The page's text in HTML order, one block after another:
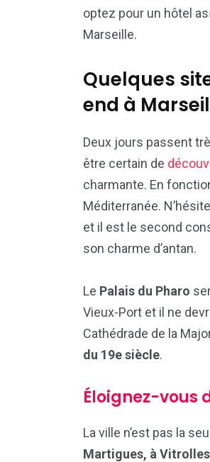
optez pour un hôtel
Marseille.
Quelques
end à
Deux jours passent
être certain de
charmante. En
Méditerranée.
et il est le second
son charme d’antan.
Le Palais du Pharo
Vieux-Port et il ne
Cathédrade de la
du 19e siècle.
Éloignez-vous
La ville n’est pas la
Martigues, à